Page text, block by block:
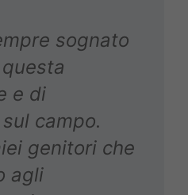
sognato
e di
campo.
genitori che
agli